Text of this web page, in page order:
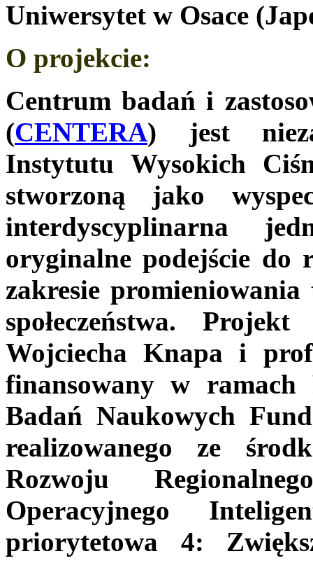
Uniwersytet w Osace
O projekcie:
Centrum badań i
(CENTERA) jest
Instytutu Wysokich
stworzoną jako
interdyscyplinarna
oryginalne podejście
zakresie
społeczeństwa.
Wojciecha Knapa i
finansowany w ramach
Badań Naukowych
realizowanego ze
Rozwoju
Operacyjnego
priorytetowa 4: